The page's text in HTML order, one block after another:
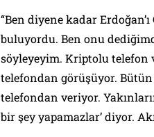
“Ben diyene kadar
buluyordu. Ben onu
söyleyeyim. Kriptolu telefon
telefondan görüşüyor.
telefondan veriyor.
bir şey yapamazlar’ diyor.